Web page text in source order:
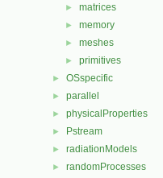
► matrices
► memory
► meshes
► primitives
► OSspecific
► parallel
► physicalProperties
► Pstream
► radiationModels
► randomProcesses